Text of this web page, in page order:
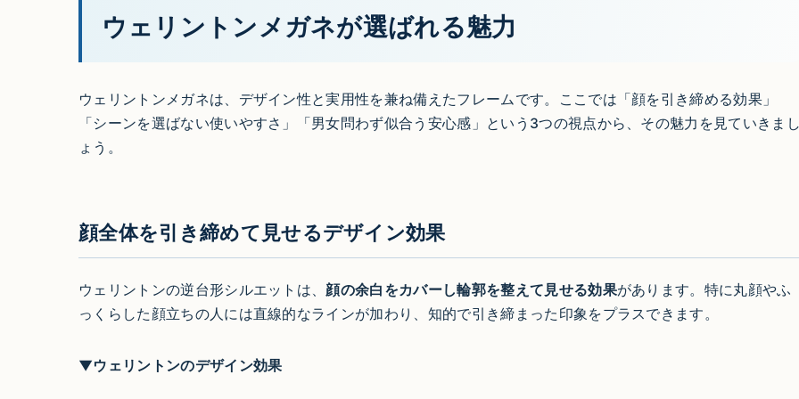
ウェリントンメガネが選ばれる魅力
ウェリントンメガネは、デザイン性と実用性を兼ね備えたフレームです。ここでは「顔を引き締める効果」
「シーンを選ばない使いやすさ」「男女問わず似合う安心感」という3つの視点から、その魅力を見ていきま
ょう。
顔全体を引き締めて見せるデザイン効果
ウェリントンの逆台形シルエットは、 顔の余白をカバーし輪郭を整えて見せる効果があります。特に丸顔やふ
っくらした顔立ちの人には直線的なラインが加わり、知的で引き締まった印象をプラスできます。
▼ウェリントンのデザイン効果